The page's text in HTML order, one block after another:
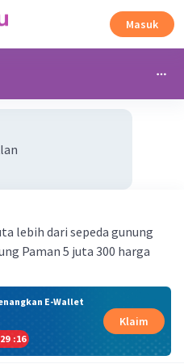
Masuk
lebih dari sepeda gunung
Paman 5 juta 300 harga
E-Wallet
29 :15
Klaim